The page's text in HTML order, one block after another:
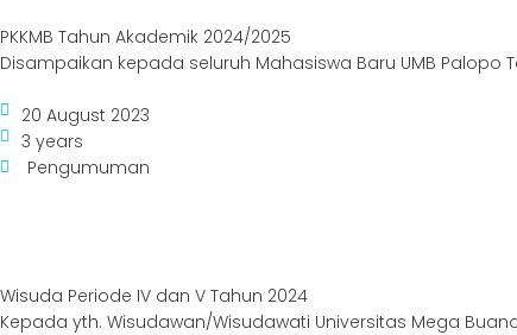
PKKMB Tahun Akademik 2024/2025
Disampaikan kepada seluruh Mahasiswa Baru UMB Palopo
20 August 2023
3 years
Pengumuman
Wisuda Periode IV dan V Tahun 2024
Kepada yth. Wisudawan/Wisudawati Universitas Mega